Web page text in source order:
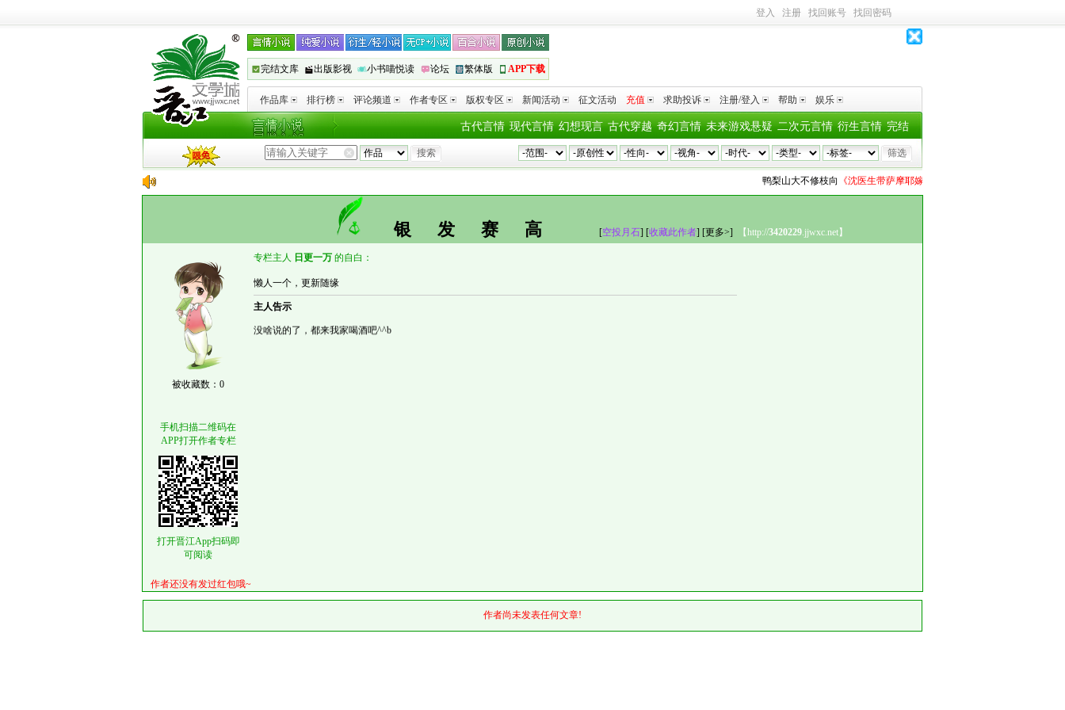
登入 注册 找回账号 找回密码
完结文库 出版影视 小书喵悦读 论坛 繁体版 APP下载
作品库 排行榜 评论频道 作者专区 版权专区 新闻活动 征文活动 充值 求助投诉 注册/登入 帮助 娱乐
完结
衍生言情
二次元言情
未来游戏悬疑
奇幻言情
古代穿越
幻想现言
现代言情
古代言情
鸭梨山大不修枝向《沈医生带萨摩耶嫁体制内》青竹酒
银发赛高 [空投月石] [收藏此作者] [更多>] 【http://3420229.jjwxc.net】
被收藏数：0
专栏主人 日更一万 的自白：
懒人一个，更新随缘
主人告示
没啥说的了，都来我家喝酒吧^^b
手机扫描二维码在
APP打开作者专栏
打开晋江App扫码即
可阅读
作者还没有发过红包哦~
作者尚未发表任何文章!